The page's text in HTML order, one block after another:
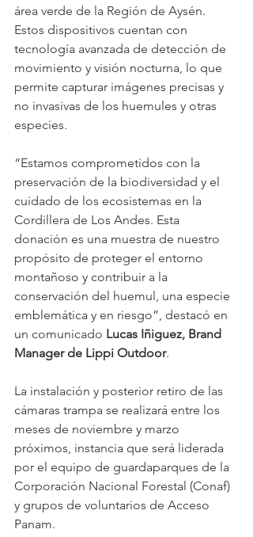
área verde de la Región de Aysén.
Estos dispositivos cuentan con
tecnología avanzada de detección de
movimiento y visión nocturna, lo que
permite capturar imágenes precisas y
no invasivas de los huemules y otras
especies.
“Estamos comprometidos con la
preservación de la biodiversidad y el
cuidado de los ecosistemas en la
Cordillera de Los Andes. Esta
donación es una muestra de nuestro
propósito de proteger el entorno
montañoso y contribuir a la
conservación del huemul, una especie
emblemática y en riesgo”, destacó en
un comunicado Lucas Iñiguez, Brand
Manager de Lippi Outdoor.
La instalación y posterior retiro de las
cámaras trampa se realizará entre los
meses de noviembre y marzo
próximos, instancia que será liderada
por el equipo de guardaparques de la
Corporación Nacional Forestal (Conaf)
y grupos de voluntarios de Acceso
Panam.